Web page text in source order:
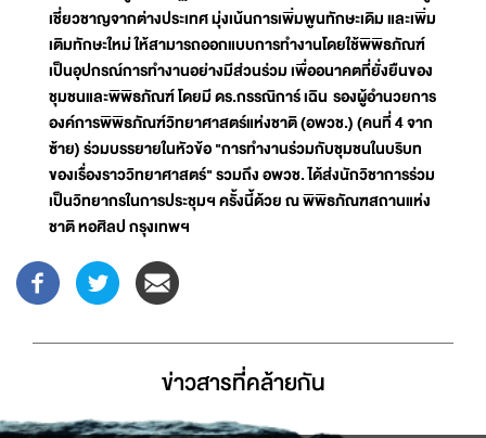
เชี่ยวชาญจากต่างประเทศ มุ่งเน้นการเพิ่มพูนทักษะเดิม และเพิ่ม
เติมทักษะใหม่ ให้สามารถออกแบบการทำงานโดยใช้พิพิธภัณฑ์
เป็นอุปกรณ์การทำงานอย่างมีส่วนร่วม เพื่ออนาคตที่ยั่งยืนของ
ชุมชนและพิพิธภัณฑ์ โดยมี ดร.กรรณิการ์ เฉิน รองผู้อำนวยการ
องค์การพิพิธภัณฑ์วิทยาศาสตร์แห่งชาติ (อพวช.) (คนที่ 4 จาก
ซ้าย) ร่วมบรรยายในหัวข้อ "การทำงานร่วมกับชุมชนในบริบท
ของเรื่องราววิทยาศาสตร์" รวมถึง อพวช. ได้ส่งนักวิชาการร่วม
เป็นวิทยากรในการประชุมฯ ครั้งนี้ด้วย ณ พิพิธภัณฑสถานแห่ง
ชาติ หอศิลป กรุงเทพฯ
ข่าวสารที่่คล้ายกัน